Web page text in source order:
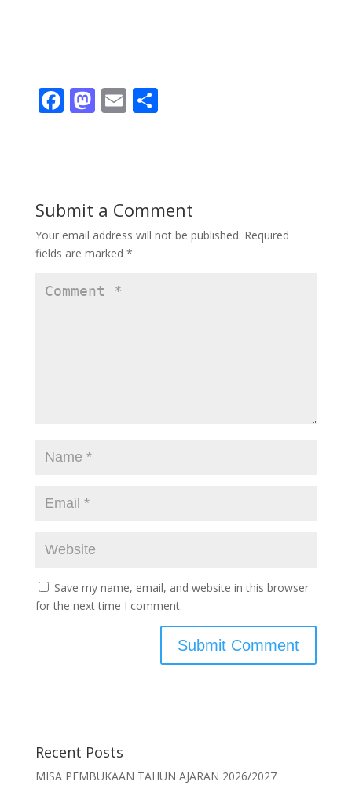
F
o
o
k
M
o
n
E S
Submit a Comment
Your email address will not be published. Required
fields are marked *
Save my name, email, and website in this browser
for the next time I comment.
Recent Posts
MISA PEMBUKAAN TAHUN AJARAN 2026/2027